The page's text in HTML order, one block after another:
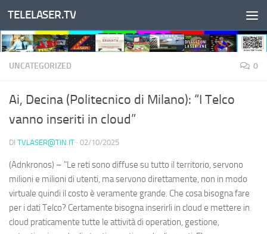
Salta al contenuto
TELELASER.TV
UNCATEGORIZED 0
Ai, Decina (Politecnico di Milano): “I Telco
vanno inseriti in cloud”
DI TVLASER@TIN.IT · 02/10/2025
(Adnkronos) – "Le reti sono diffuse su tutto il territorio, servono
milioni e milioni di utenti, ma servono direttamente, non in modo
virtuale quindi il costo è veramente grande. Che cosa bisogna fare
per i dati Telco? Certamente bisogna inserirli in cloud e mettere in
cloud praticamente tutte le attività di operation, gestione,